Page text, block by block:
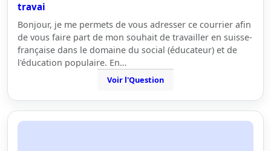
travai
Bonjour, je me permets de vous adresser ce courrier afin
de vous faire part de mon souhait de travailler en suisse-
française dans le domaine du social (éducateur) et de
l'éducation populaire. En…
Voir l'Question